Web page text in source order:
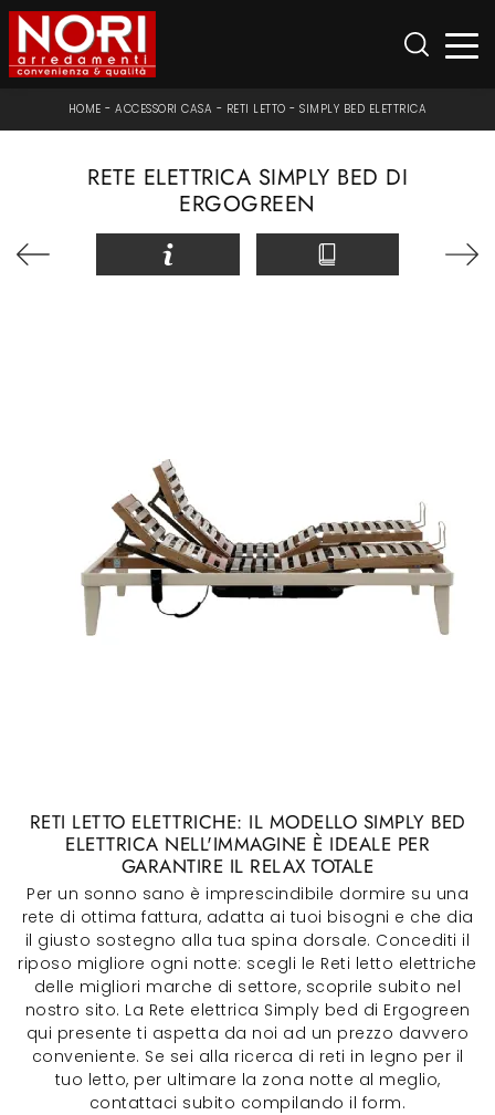
HOME -ACCESSORI CASA - RETI LETTO -SIMPLY BED ELETTRICA
RETE ELETTRICA SIMPLY BED DI
ERGOGREEN
RETI LETTO ELETTRICHE: IL MODELLO SIMPLY BED
ELETTRICA NELL'IMMAGINE È IDEALE PER
GARANTIRE IL RELAX TOTALE
Per un sonno sano è imprescindibile dormire su una
rete di ottima fattura, adatta ai tuoi bisogni e che dia
il giusto sostegno alla tua spina dorsale. Concediti il
riposo migliore ogni notte: scegli le Reti letto elettriche
delle migliori marche di settore, scoprile subito nel
nostro sito. La Rete elettrica Simply bed di Ergogreen
qui presente ti aspetta da noi ad un prezzo davvero
conveniente. Se sei alla ricerca di reti in legno per il
tuo letto, per ultimare la zona notte al meglio,
contattaci subito compilando il form.